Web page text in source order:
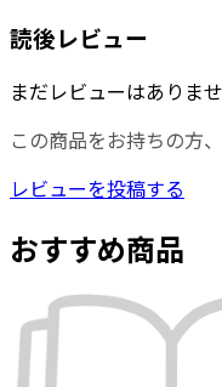
読後レビュー
まだレビューはありませ
この商品をお持ちの方
レビューを投稿する
おすすめ商品